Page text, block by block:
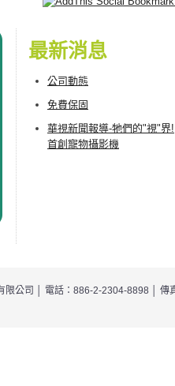
最新消息
公司動態
免費保固
華視新聞報導-牠們的"視"界!
首創寵物攝影機
限公司
│ 電話：886-2-2304-8898 │